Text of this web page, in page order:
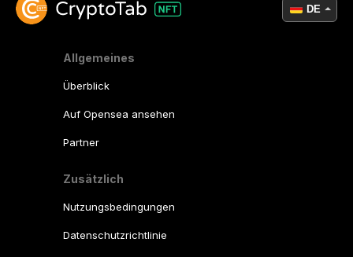
Allgemeines
Überblick
Auf Opensea ansehen
Partner
Zusätzlich
Nutzungsbedingungen
Datenschutzrichtlinie
DE